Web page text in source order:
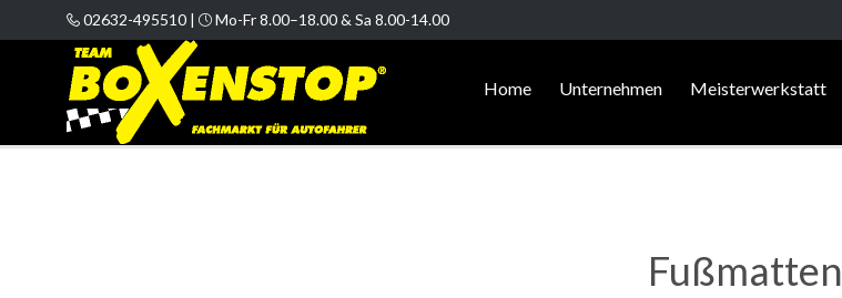
 02632-495510 |  Mo-Fr 8.00–18.00 & Sa 8.00-14.00
Home Unternehmen Meisterwerkstatt
Fußmatten